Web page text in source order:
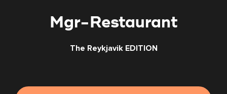
Mgr-Restaurant
The Reykjavik EDITION